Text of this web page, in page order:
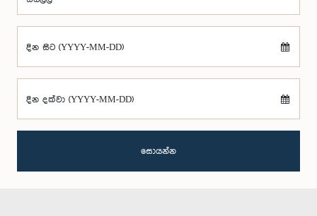
දින සිට (YYYY-MM-DD)
දින දක්වා (YYYY-MM-DD)
සොයන්න